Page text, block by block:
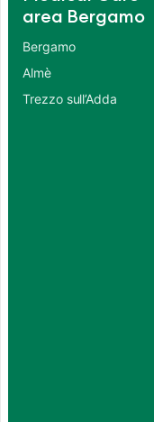
area Bergamo
Bergamo
Almè
Trezzo sull’Adda